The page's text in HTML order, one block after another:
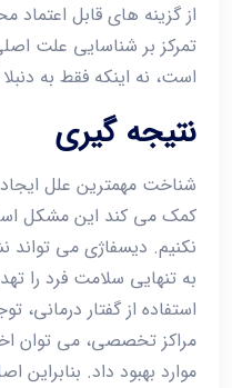
از گزینه ‌های قابل
تمرکز بر شناسایی علت
است، نه اینکه فقط به
نتیجه‌ گیری
شناخت مهمترین علل ایجاد
کمک می‌ کند این مشکل
نکنیم. دیسفاژی می ‌تواند
به ‌تنهایی سلامت فرد را
استفاده از گفتار درمانی،
مراکز تخصصی، می ‌توان
موارد بهبود داد.